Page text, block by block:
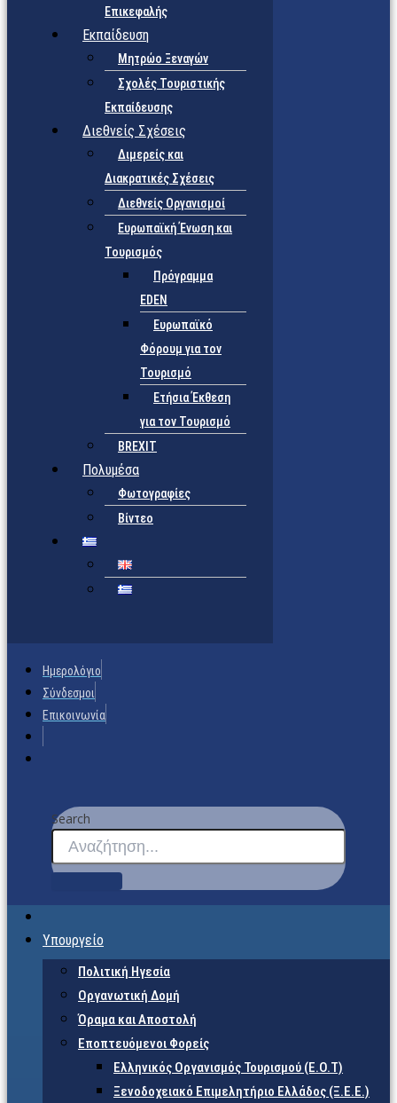
Επικεφαλής
Εκπαίδευση
Μητρώο Ξεναγών
Σχολές Τουριστικής
Εκπαίδευσης
Διεθνείς Σχέσεις
Διμερείς και
Διακρατικές Σχέσεις
Διεθνείς Οργανισμοί
Ευρωπαϊκή Ένωση και
Τουρισμός
Πρόγραμμα
EDEN
Ευρωπαϊκό
Φόρουμ για τον
Τουρισμό
Ετήσια Έκθεση
για τον Τουρισμό
BREXIT
Πολυμέσα
Φωτογραφίες
Βίντεο
Ημερολόγιο
Σύνδεσμοι
Επικοινωνία
Search
Υπουργείο
Πολιτική Ηγεσία
Οργανωτική Δομή
Όραμα και Αποστολή
Εποπτευόμενοι Φορείς
Eλληνικός Οργανισμός Τουρισμού (Ε.Ο.Τ)
Ξενοδοχειακό Επιμελητήριο Ελλάδος (Ξ.Ε.Ε.)